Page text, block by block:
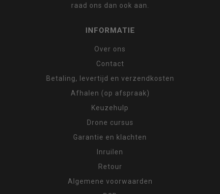
raad ons dan ook aan.
INFORMATIE
Over ons
Contact
Betaling, levertijd en verzendkosten
Afhalen (op afspraak)
Keuzehulp
Drone cursus
Garantie en klachten
Inruilen
Retour
Algemene voorwaarden